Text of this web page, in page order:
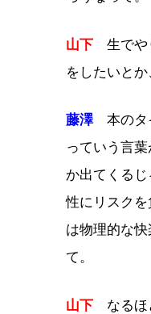
山下 生でや
をしたいと
藤澤本のタ
っていう言
か出てくる
性にリスク
は物理的な
て。
山下 なるほ